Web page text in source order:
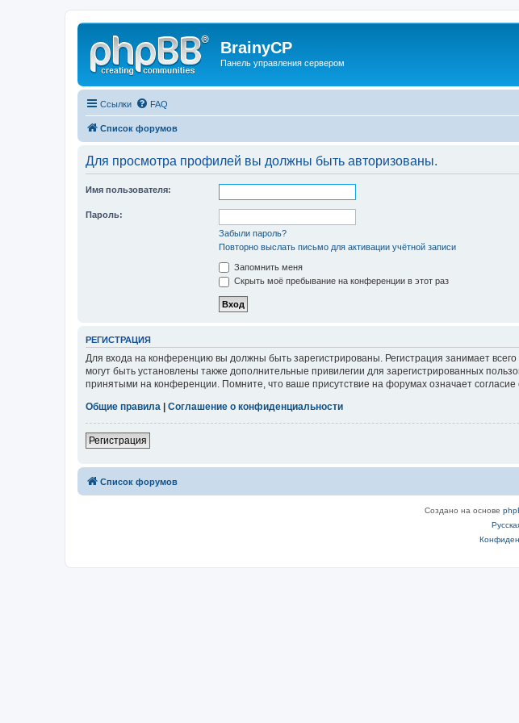
BrainyCP
Панель управления сервером
Ссылки FAQ
Список форумов
Для просмотра профилей вы должны быть авторизованы.
Имя пользователя:
Пароль:
Забыли пароль?
Повторно выслать письмо для активации учётной записи
Запомнить меня
Скрыть моё пребывание на конференции в этот раз
РЕГИСТРАЦИЯ
Для входа на конференцию вы должны быть зарегистрированы. Регистрация занимает
могут быть установлены также дополнительные привилегии для зарегистрированных
принятыми на конференции. Помните, что ваше присутствие на форумах означает
Общие правила
Соглашение о конфиденциальности
Регистрация
Список форумов
Создано на основе